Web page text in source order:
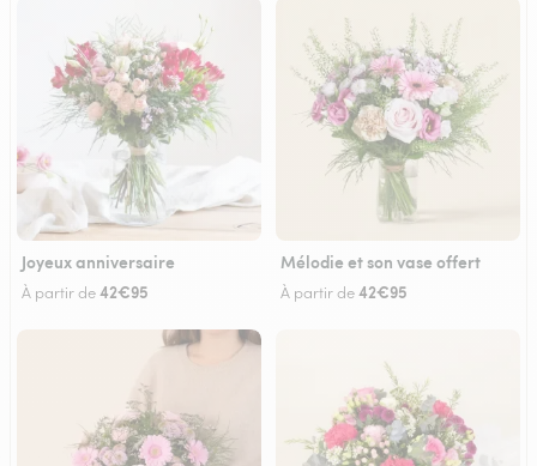
Joyeux anniversaire
À partir de42€95
Mélodie et son vase offert
À partir de42€95